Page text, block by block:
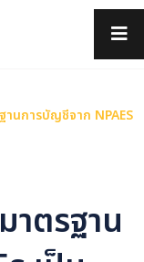
านการบัญชีจาก NPAES
าตรฐาน
×